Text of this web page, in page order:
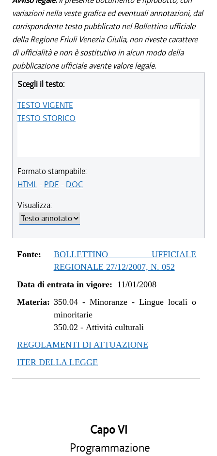
variazioni nella veste grafica ed eventuali annotazioni, dal
corrispondente testo pubblicato nel Bollettino ufficiale
della Regione Friuli Venezia Giulia, non riveste carattere
di ufficialità e non è sostitutivo in alcun modo della
pubblicazione ufficiale avente valore legale.
Scegli il testo:
TESTO VIGENTE
TESTO STORICO
Formato stampabile:
HTML- PDF - DOC
Visualizza:
Fonte:
BOLLETTINO UFFICIALE
REGIONALE 27/12/2007, N. 052
Data di entrata in vigore: 11/01/2008
Materia: 350.04- Minoranze - Lingue locali o
minoritarie
350.02 - Attività culturali
REGOLAMENTI DI ATTUAZIONE
ITER DELLA LEGGE
Capo VI
Programmazione